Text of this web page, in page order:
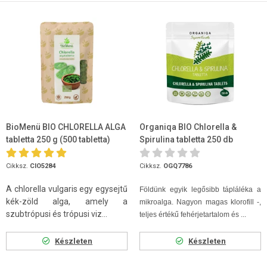
BioMenü BIO CHLORELLA ALGA
tabletta 250 g (500 tabletta)
Cikksz. CIO5284
A chlorella vulgaris egy egysejtű
kék-zöld alga, amely a
szubtrópusi és trópusi viz...
Készleten
Organiqa BIO Chlorella &
Spirulina tabletta 250 db
Cikksz. OGQ7786
Földünk egyik legősibb tápláléka a
mikroalga. Nagyon magas klorofill -,
teljes értékű fehérjetartalom és ...
Készleten